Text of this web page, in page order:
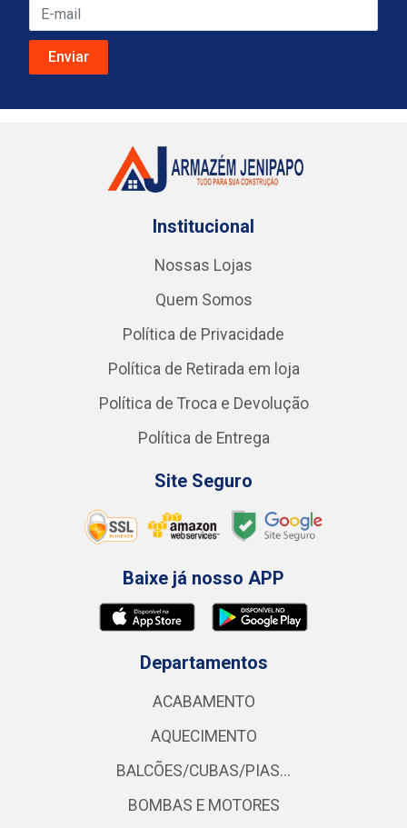
Institucional
Nossas Lojas
Quem Somos
Política de Privacidade
Política de Retirada em loja
Política de Troca e Devolução
Política de Entrega
Site Seguro
Baixe já nosso APP
Departamentos
ACABAMENTO
AQUECIMENTO
BALCÕES/CUBAS/PIAS...
BOMBAS E MOTORES